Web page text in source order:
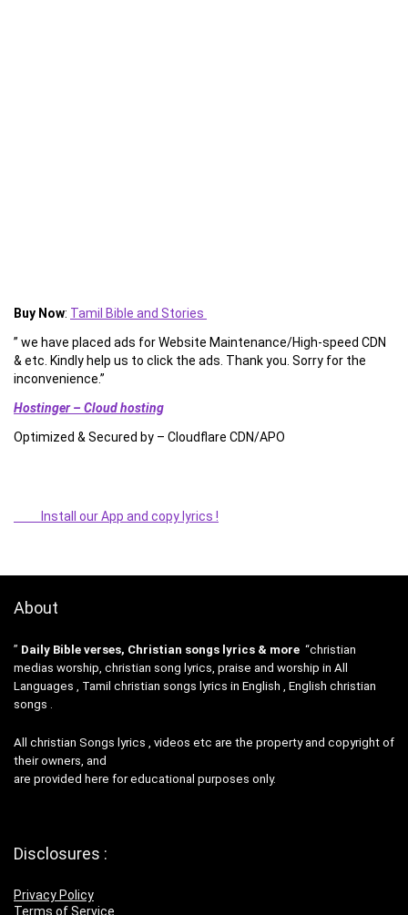
Buy Now: Tamil Bible and Stories
” we have placed ads for Website Maintenance/High-speed CDN
& etc. Kindly help us to click the ads. Thank you. Sorry for the
inconvenience.”
Hostinger – Cloud hosting
Optimized & Secured by – Cloudflare CDN/APO
Install our App and copy lyrics !
About
” Daily Bible verses, Christian songs lyrics & more “christian
medias worship, christian song lyrics, praise and worship in All
Languages , Tamil christian songs lyrics in English , English christian
songs .
All christian Songs lyrics , videos etc are the property and copyright of
their owners, and
are provided here for educational purposes only.
Disclosures :
Privacy Policy
Terms of Service